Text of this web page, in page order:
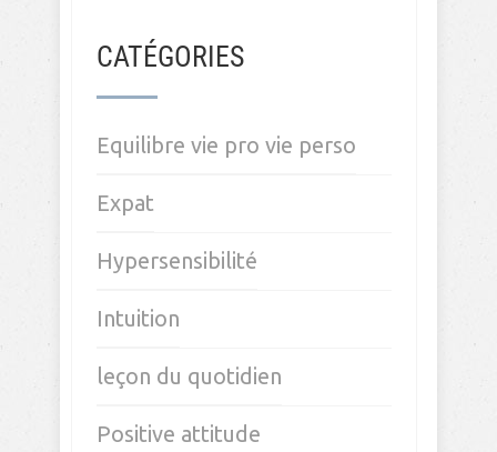
CATÉGORIES
Equilibre vie pro vie perso
Expat
Hypersensibilité
Intuition
leçon du quotidien
Positive attitude